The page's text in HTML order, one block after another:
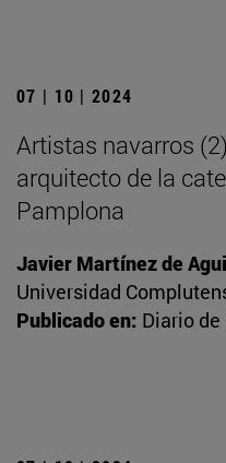
07 | 10 | 2024
Artistas navarros
arquitecto de la
Pamplona
Javier Martínez de
Universidad
Publicado en: Diario de